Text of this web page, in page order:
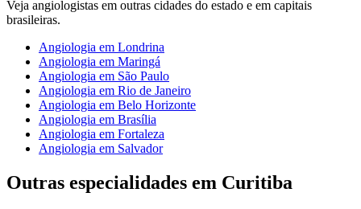
Veja angiologistas em outras cidades do estado e em capitais
brasileiras.
Angiologia em Londrina
Angiologia em Maringá
Angiologia em São Paulo
Angiologia em Rio de Janeiro
Angiologia em Belo Horizonte
Angiologia em Brasília
Angiologia em Fortaleza
Angiologia em Salvador
Outras especialidades em Curitiba